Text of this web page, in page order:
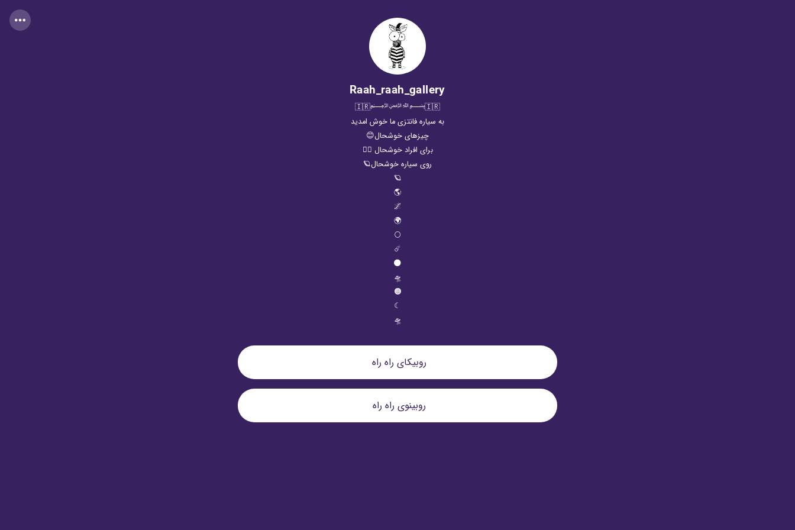
Raah_raah_gallery
🇮🇷﷽🇮🇷
به سیاره فانتزی ما خوش امدید
چیزهای خوشحال😊
برای افراد خوشحال 🤸‍♀️
روی سیاره خوشحال🪐
🪐
🌎
🌌
🌍
🌕
☄️
🌑
🛸
🟠
☾
🛸
روبیکای راه راه
روبینوی راه راه